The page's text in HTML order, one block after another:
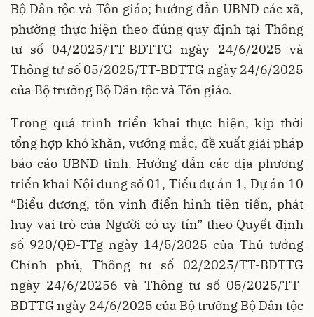
Bộ Dân tộc và Tôn giáo; hướng dẫn UBND các xã,
phường thực hiện theo đúng quy định tại Thông
tư số 04/2025/TT-BDTTG ngày 24/6/2025 và
Thông tư số 05/2025/TT-BDTTG ngày 24/6/2025
của Bộ trưởng Bộ Dân tộc và Tôn giáo.
Trong quá trình triển khai thực hiện, kịp thời
tổng hợp khó khăn, vướng mắc, đề xuất giải pháp
báo cáo UBND tỉnh. Hướng dẫn các địa phương
triển khai Nội dung số 01, Tiểu dự án 1, Dự án 10
“Biểu dương, tôn vinh điển hình tiên tiến, phát
huy vai trò của Người có uy tín” theo Quyết định
số 920/QĐ-TTg ngày 14/5/2025 của Thủ tướng
Chính phủ, Thông tư số 02/2025/TT-BDTTG
ngày 24/6/20256 và Thông tư số 05/2025/TT-
BDTTG ngày 24/6/2025 của Bộ trưởng Bộ Dân tộc